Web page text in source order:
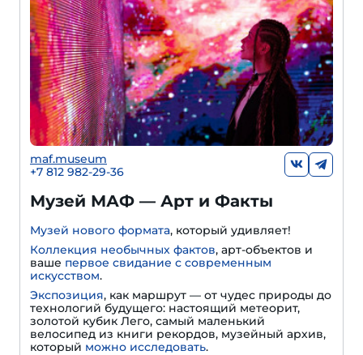
maf.museum
+7 812 982-29-36
Музей МАФ — Арт и Факты
Музей нового формата, который удивляет!
Коллекция необычных фактов, арт-объектов и
ваше первое свидание с современным
искусством.
Экспозиция, как маршрут — от чудес природы до
технологий будущего: настоящий метеорит,
золотой кубик Лего, самый маленький
велосипед из книги рекордов, музейный архив,
который можно исследовать.